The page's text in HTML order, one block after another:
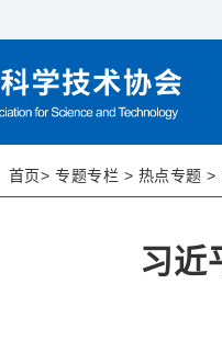
首页> 专题专栏 > 热点专题 >
习近